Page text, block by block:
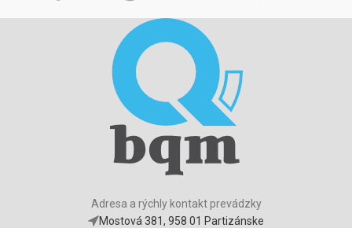
Adresa a rýchly kontakt prevádzky
Mostová 381, 958 01 Partizánske